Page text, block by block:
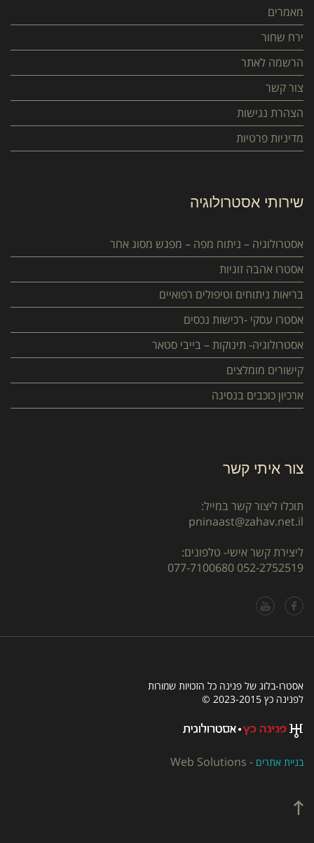
מאמרים
ירח שחור
הרשמה לאתר
צור קשר
הצהרת נגישות
מדיניות פרטיות
שירותי אסטרולוגיה
אסטרולוגיה – ניתוח מפה – מפגש מסוג אחר
אסטרו אהבה זוגיות
בריאות ניתוחים וטיפולים רפואיים
אסטרו עסקי -רכישות נכסים
אסטרולוגיה- תינוקות – בייבי סטאר
קישורים מומלצים
ארכיון כוכבים בנסיגה
צור איתי קשר
תוכלו ליצור קשר במייל:
pninaast@zahav.net.il
ליצירת קשר אישי- טלפונים:
052-2752519
077-7100680
אסטרו-בלוג של פנינה כל הזכויות שמורות
לפנינה כץ 2023-2015 ©
בניית אתרים -
Web Solutions